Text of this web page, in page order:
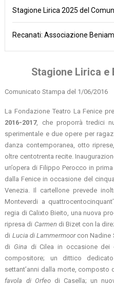
Stagione Lirica 2025 del
Recanati: Associazione
Stagione Lirica e
Comunicato Stampa del 1/06/2016
La Fondazione Teatro La Fenice
2016-2017, che proporrà tredici
sperimentale e due opere per
danza contemporanea, otto
oltre centotrenta recite.
un’opera di Filippo Perocco in
dalla Fenice in occasione del
Venezia. Il cartellone prevede
Monteverdi a
regia di Calixto Bieito, una nuova
ripresa di Carmen di Bizet con la
di Lucia di Lammermoorcon Nadine
di Gina di Cilea in occasione dei
compositore; un dittico
settant’anni dalla morte, composto
favola di Orfeodi Casella; un